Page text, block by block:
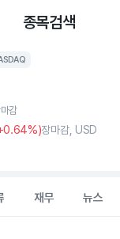
종목검색
감
.64%)장마감, USD
재무 뉴스